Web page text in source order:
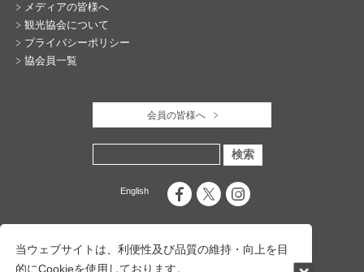
当ウェブサイトは、利便性及び品質の維持・向上を目
的にCookieを使用しております。
メディアの皆様へ
観光協会について
プライバシーポリシー
協会員一覧
会員の皆様へ
English